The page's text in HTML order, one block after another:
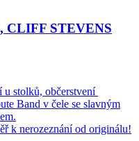
CLIFF STEVENS
u stolků, občerstvení
Band v čele se slavným
k nerozeznání od originálu!